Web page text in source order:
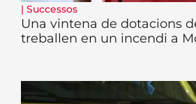
| Successos
Una vintena de dotacions
treballen en un incendi a